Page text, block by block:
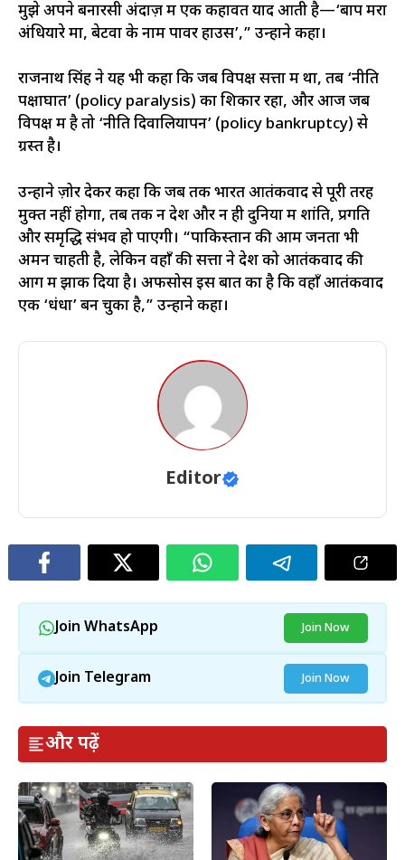
मुझे अपने बनारसी अंदाज़ में एक कहावत याद आती है—‘बाप मरा
अंधियारे मा, बेटवा के नाम पावर हाउस’,” उन्होंने कहा।
राजनाथ सिंह ने यह भी कहा कि जब विपक्ष सत्ता में था, तब ‘नीति
पक्षाघात’ (policy paralysis) का शिकार रहा, और आज जब
विपक्ष में है तो ‘नीति दिवालियापन’ (policy bankruptcy) से
ग्रस्त है।
उन्होंने ज़ोर देकर कहा कि जब तक भारत आतंकवाद से पूरी तरह
मुक्त नहीं होगा, तब तक न देश और न ही दुनिया में शांति, प्रगति
और समृद्धि संभव हो पाएगी। “पाकिस्तान की आम जनता भी
अमन चाहती है, लेकिन वहाँ की सत्ता ने देश को आतंकवाद की
आग में झोंक दिया है। अफसोस इस बात का है कि वहाँ आतंकवाद
एक ‘धंधा’ बन चुका है,” उन्होंने कहा।
Editor
Join WhatsApp Join Now
Join Telegram Join Now
और पढ़ें